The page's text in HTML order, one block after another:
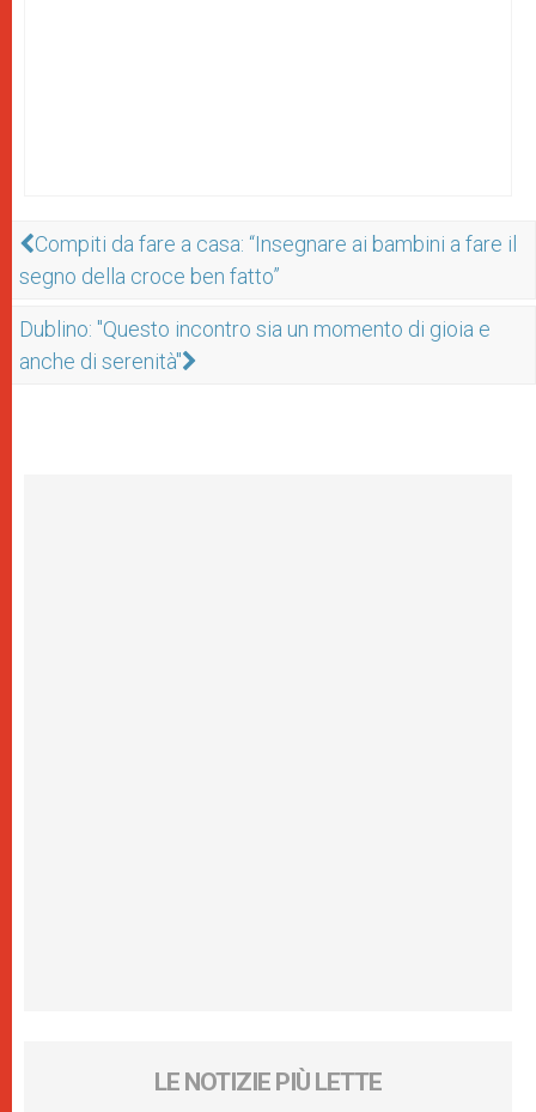
Compiti da fare a casa: “Insegnare ai bambini a fare il
segno della croce ben fatto”
Dublino: "Questo incontro sia un momento di gioia e
anche di serenità"
LE NOTIZIE PIÙ LETTE